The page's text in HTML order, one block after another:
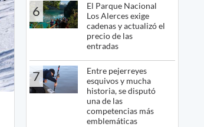
6
El Parque Nacional
Los Alerces exige
cadenas y actualizó el
precio de las
entradas
7
Entre pejerreyes
esquivos y mucha
historia, se disputó
una de las
competencias más
emblemáticas